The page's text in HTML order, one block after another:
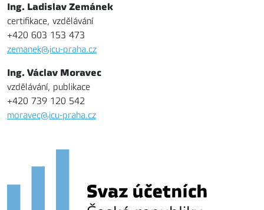
Ing. Ladislav Zemánek
certifikace, vzdělávání
+420 603 153 473
zemanek@icu-praha.cz
Ing. Václav Moravec
vzdělávání, publikace
+420 739 120 542
moravec@icu-praha.cz